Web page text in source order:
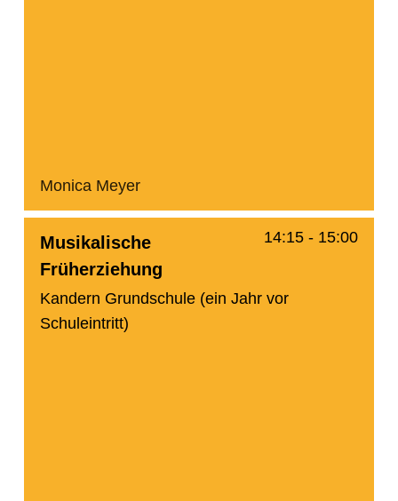
Monica Meyer
14:15 - 15:00
Musikalische
Früherziehung
Kandern Grundschule (ein Jahr vor
Schuleintritt)